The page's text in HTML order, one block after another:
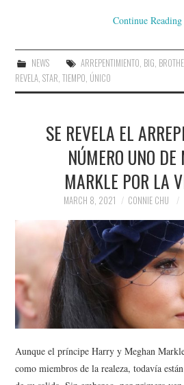
Continue Reading
NEWS ARREPENTIMIENTO, BIG,
REVELA,STAR,TIEMPO, ÚNICO
SE REVELA EL
NÚMERO UNO
MARKLE POR LA
MARCH 8, 2021 CONNIE CHU
Aunque el príncipe Harry y Meghan
como miembros de la realeza, todavía